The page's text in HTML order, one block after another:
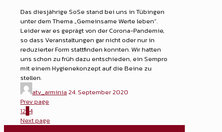
Das diesjährige SoSe stand bei uns in Tübingen
unter dem Thema „Gemeinsame Werte leben“.
Leider war es geprägt von der Corona-Pandemie,
so dass Veranstaltungen gar nicht oder nur in
reduzierter Form stattfinden konnten. Wir hatten
uns schon zu früh dazu entschieden, ein Sempro
mit einem Hygienekonzept auf die Beine zu
stellen.
atv_arminia 24. September 2020
Prev page
12 4
Next page